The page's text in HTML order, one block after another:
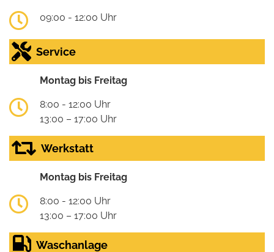
09:00 - 12:00 Uhr
Service
Montag bis Freitag
8:00 - 12:00 Uhr
13:00 – 17:00 Uhr
Werkstatt
Montag bis Freitag
8:00 - 12:00 Uhr
13:00 – 17:00 Uhr
Waschanlage